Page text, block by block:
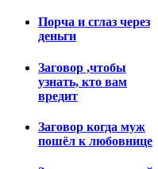
Порча и сглаз через
деньги
Заговор ,чтобы
узнать, кто вам
вредит
Заговор когда муж
пошёл к любовнице